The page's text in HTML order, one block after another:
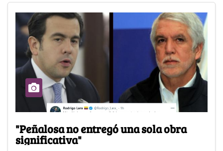
"Peñalosa no entregó una sola obra
significativa"